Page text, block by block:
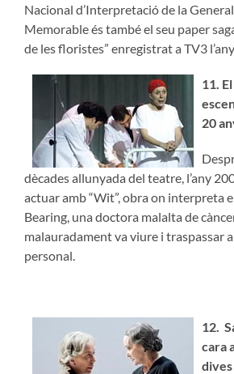
Nacional d’Interpretació de la
Memorable és també el seu paper
de les floristes” enregistrat a TV3
11.
20
dècades allunyada del teatre, l’any
actuar amb “Wit”, obra on interpreta
Bearing, una doctora malalta de
malauradament va viure i traspassar
personal.
12.
cara
dives